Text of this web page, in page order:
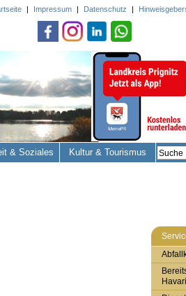
| Impressum | Datenschutz |
& Soziales Kultur & Tourismus